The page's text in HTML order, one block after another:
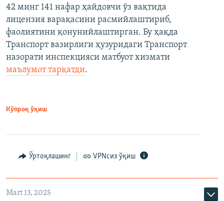
42 минг 141 нафар ҳайдовчи ўз вақтида
лицензия варақасини расмийлаштириб,
фаолиятини қонунийлаштирган. Бу ҳақда
Транспорт вазирлиги ҳузуридаги Транспорт
назорати инспекцияси матбуот хизмати
маълумот тарқатди.
Кўпроқ ўқиш
Ўртоқлашинг VPNсиз ўқиш
Mart 13, 2025